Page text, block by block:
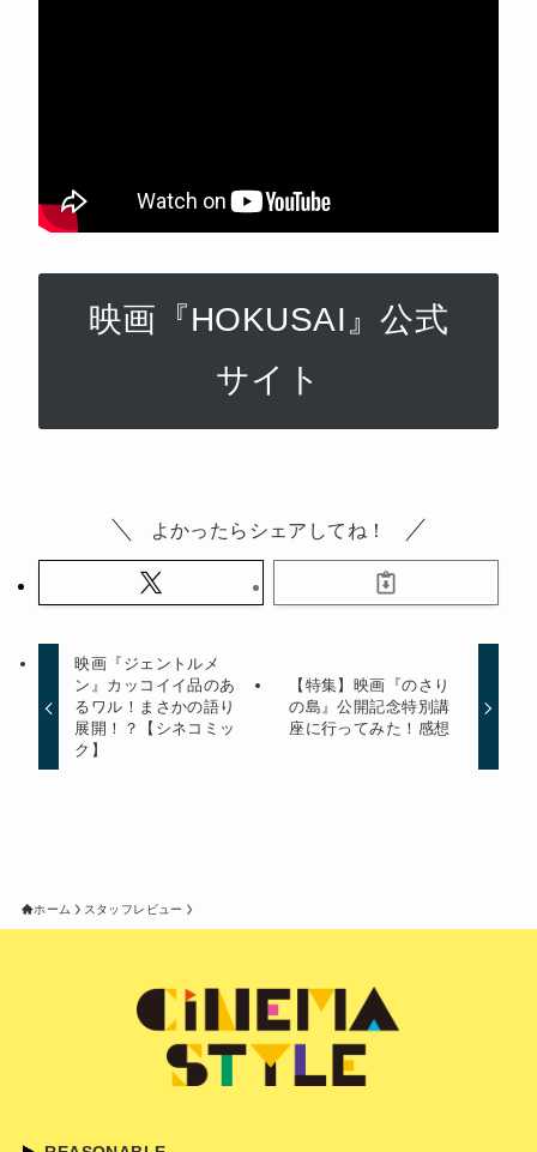
映画『HOKUSAI』公式
サイト
よかったらシェアしてね！
映画『ジェントルメ
ン』カッコイイ品のあ
るワル！まさかの語り
展開！？【シネコミッ
ク】
【特集】映画『のさり
の島』公開記念特別講
座に行ってみた！感想
ホーム スタッフレビュー